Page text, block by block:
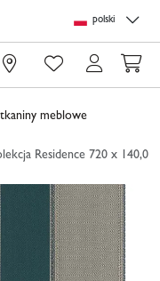
polski
0
tkaniny meblowe
Residence 720 x 140,0